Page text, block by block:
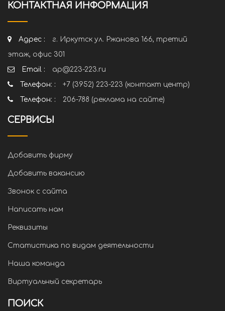
КОНТАКТНАЯ ИНФОРМАЦИЯ
Адрес :
г. Иркутск ул. Ржанова 166, третий
этаж, офис 301
Email :
ap@223-223.ru
Телефон: :
+7 (3952) 223-223 (контакт центр)
Телефон: :
206-788 (реклама на сайте)
СЕРВИСЫ
Добавить фирму
Добавить вакансию
Звонок с сайта
Написать нам
Реквизиты
Статистика по видам деятельности
Наша команда
Виртуальный секретарь
ПОИСК